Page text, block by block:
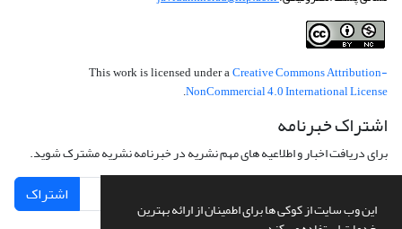
این وب سایت از کوکی ها برای اطمینان از ارائه بهترین
This work is licensed under a Creative Commons Attribution-
NonCommercial 4.0 International License
اشتراک خبرنامه
برای دریافت اخبار و اطلاعیه های مهم نشریه در خبرنامه نشریه مشترک شوید.
اشتراک